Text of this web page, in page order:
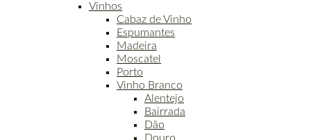
Vinhos
Cabaz de Vinho
Espumantes
Madeira
Moscatel
Porto
Vinho Branco
Alentejo
Bairrada
Dão